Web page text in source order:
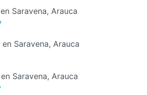
en Saravena, Arauca
en Saravena, Arauca
en Saravena, Arauca